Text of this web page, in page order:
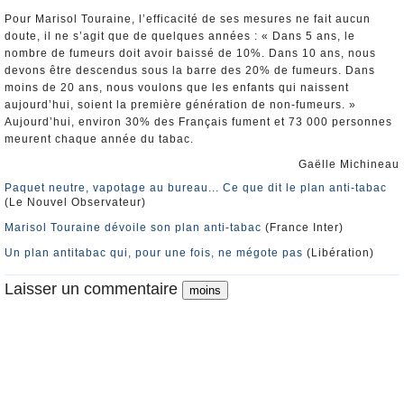
Pour Marisol Touraine, l’efficacité de ses mesures ne fait aucun
doute, il ne s’agit que de quelques années : « Dans 5 ans, le
nombre de fumeurs doit avoir baissé de 10%. Dans 10 ans, nous
devons être descendus sous la barre des 20% de fumeurs. Dans
moins de 20 ans, nous voulons que les enfants qui naissent
aujourd’hui, soient la première génération de non-fumeurs. »
Aujourd’hui, environ 30% des Français fument et 73 000 personnes
meurent chaque année du tabac.
Gaëlle Michineau
Paquet neutre, vapotage au bureau... Ce que dit le plan anti-tabac
(Le Nouvel Observateur)
Marisol Touraine dévoile son plan anti-tabac (France Inter)
Un plan antitabac qui, pour une fois, ne mégote pas (Libération)
Laisser un commentaire